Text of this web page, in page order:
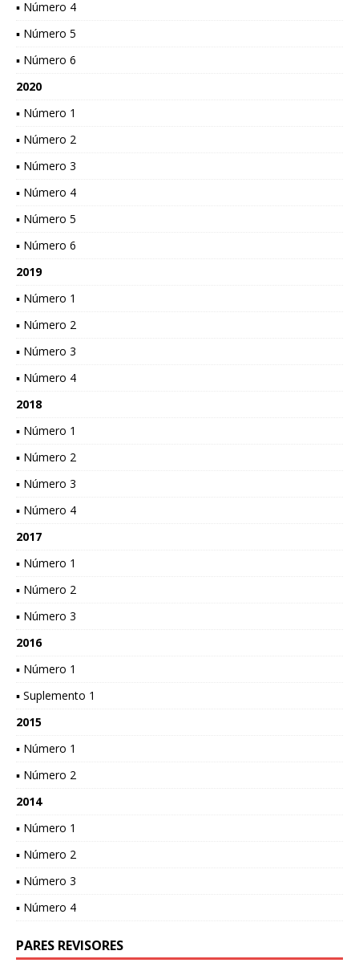
▪ Número 4
▪ Número 5
▪ Número 6
2020
▪ Número 1
▪ Número 2
▪ Número 3
▪ Número 4
▪ Número 5
▪ Número 6
2019
▪ Número 1
▪ Número 2
▪ Número 3
▪ Número 4
2018
▪ Número 1
▪ Número 2
▪ Número 3
▪ Número 4
2017
▪ Número 1
▪ Número 2
▪ Número 3
2016
▪ Número 1
▪ Suplemento 1
2015
▪ Número 1
▪ Número 2
2014
▪ Número 1
▪ Número 2
▪ Número 3
▪ Número 4
PARES REVISORES